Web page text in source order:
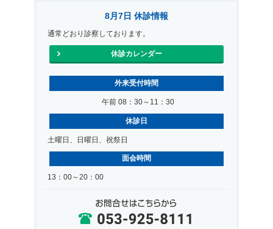
8月7日 休診情報
通常どおり診察しております。
休診カレンダー
外来受付時間
午前 08：30～11：30
休診日
土曜日、日曜日、祝祭日
面会時間
13：00～20：00